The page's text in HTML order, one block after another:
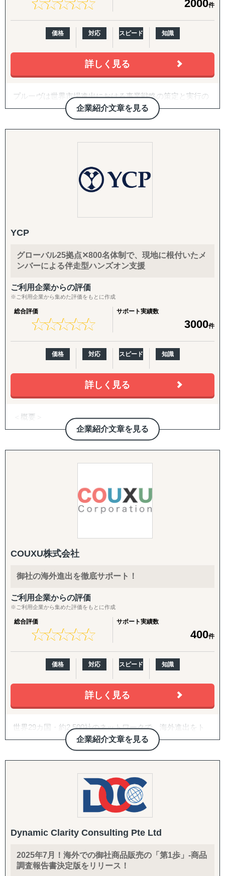
■地場にネットワークを持つ調査会社との連携
大規模な調査については、現地の内情に精通した各国の現
地調査会社や、その地域特有の文化、
言語、法律、習慣を熟知した地場系の調査会社と連携する
ことで、よりローカルな視点で
精度の高い情報収集と分析を可能にしています。
【実績のある国】
東アジア >>> 中国・韓国・台湾・香港
南アジア >>> インド・スリランカ・ネパール・パキスタ
ン・バングラデシュ
イツ・スウェーデン
アフリカ >>> 南アフリカ・エジプト・ジンバブエ・ケニ
北米 >>> アメリカ・カナダ
中南米 >>> ブラジル・アルゼンチン・メキシコ
拓後の現地事業開発（定例会・プロジェクト管理・ロード
マップ策定・交渉代行・ローカライズ支援）までを伴走し
3. 越境EC支援（B2C）
米国Amazonを中心に、アカウント開設・商品ページ作
成・コンテンツ戦略・価格/写真方針策定からFBAを前提と
貫で対応。Walmart ECや自社EC（Shopify構築・運用）に
も対応します。
4. 規制対応（FDA）・国際物流
食品・化粧品の米国販売に不可欠なFDA対応を、施設登
入代行、現地倉庫・物流オペレーションの構築まで、実務
を代行・伴走します。
社内に海外事業の専門人材がいない企業さまの「意思決定
の壁打ち相手」として、継続的に併走。米国プランでは
し、責任を持って成果にコミットします。
入口から拡大までをつなぐパッケージ
【海外進出パッケージ（ライト）】
海外展開の「最初の一歩」として、有望国選定・需要調
査・現地規制調査・初期戦略設計・初期営業仮説の整理ま
でを短期集中で実施。方向性を明確にし、次の意思決定に
つなげます。
【海外進出パッケージ（米国）】
準備・戦略フェーズ（事前整理/分析・FDA対応・B2B/EC
準備）から、実行・検証フェーズ（営業代行・パートナー
開拓、小売テスト販売、Amazon運用、販売データ分析、
次期施策立案）まで、初回販売の実現を一気通貫で支援し
【パッケージに追加・継続できる支援メニュー】
導入企業さまのニーズに応じ、以下のオプション・中長期
施策を柔軟に組み合わせてご提供します。
輸出・物流：
プ、現地ロジスティクス構築
現地活動：
展示会出展支援（市場調査・参加・企業面談・ブース出展
代行）、商談会・ポップアップイベントの企画運用、商談
B2B深耕：
新規アプローチ継続、契約締結アドバイス・交渉支援（売
買・代理店）
B2C/プロモーション：
Amazon広告運用・コンテンツ強化・商品数拡大、インフ
行（Instagram・TikTok等）、Google広告・メディアアプロ
ーチ
バックオフィス・現地体制：
法人設立支援、設立後の会社運営（経理・税務等）、現地
人材の採用、カスタマーサポート体制構築、商品パッケー
きます。
■主なサービス内容
1. 海外販路開拓・マーケティング
・市場調査および競合分析
・現地視察のアレンジおよび同行支援
・現地プロモーションやテストマーケティングの実施
2. 設立準備および手続き支援
・現地法人の設立や駐在員事務所設立
・法規制・ライセンス取得、各種行政手続き対応
3. 人的支援
・現地人材の採用および育成支援
4. 海外進出戦略・事業計画支援
・持続可能なビジネスモデルの構築と実行支援
■弊社Visalが選ばれる理由
・現地実行力と強固なネットワーク：
ーシア、ベトナム、タイ）に特化した現地密着型のサポー
トを実現。
・成果コミット型のアプローチ：
単なる助言やデスクワークではなく、進出後の事業推進ま
で伴走します。
・柔軟かつ包括的なサービス提供：
企業様ごとに最適化したカスタムメイドの支援を提供しま
■対応エリア
Visalはインドネシアを中心に、以下の主要国を対象とした
サービスを展開しています：
・フィリピン
・マレーシア
・タイ
■お問い合わせください。
きましょう。
★★★★★
★★★★★ 2000件
価格 対応 スピード 知識
詳しく見る
企業紹介文章を見る
プルーヴは世界市場進出における事業戦略の策定と実行の
サポートを行っている企業です。
「グローバルを身近に」をミッションとし、「現地事情」
に精通したコンサルタントと「現地パートナー」との密な
連携による「現地のリアルな情報」を基にクライアント企
YCP
グローバル25拠点✕800名体制で、現地に根付いたメ
ンバーによる伴走型ハンズオン支援
ご利用企業からの評価
※ご利用企業から集めた評価をもとに作成
総合評価
★★★★★
★★★★★
サポート実績数
3000件
価格 対応 スピード 知識
詳しく見る
企業紹介文章を見る
＜概要＞
・アジアを中心とする世界21拠点、コンサルタント800名
体制を有する、日系独立系では最大級のコンサルティング
ファーム（東証上場）
働した伴走型ハンズオン支援、顧客ニーズに応じた柔軟な
・マッキンゼー/ボストンコンサルティンググループ/ゴー
・コンサルティング事業と併行して、当社グループで展開
する自社事業群（パーソナルケア/飲食業/ヘルスケア/卸売/
教育など）の海外展開実績に基づく、実践的なアドバイス
＜支援スコープ＞
・調査/戦略から、現地パートナー発掘、現地拠点/オペレ
ーション構築、M&A、海外営業/顧客獲得、現地事業マネ
ジメントまで、一気通貫で支援
・グローバル企業から中堅/中小/スタートアップ企業ま
で、企業規模を問わずに多様な海外進出ニーズに応じたソ
リューションを提供
・B2B領域（商社/卸売/製造/自動車/物流/化学/建設/テクノ
ロジー）、B2C領域（小売/パーソナルケア/ヘルスケア/食
品/店舗サービス/エンターテイメントなど）で、3,000件以
＜主要サービスメニュー＞
① 初期投資を抑えつつ、海外取引拡大を通した円安メリッ
トの最大化を目的とする、デジタルマーケティングを活用
した海外潜在顧客発掘、および、海外販路開拓支援
② 現地市場で不足する機能を補完し、海外事業の立ち上げ
＆立て直しを伴走型で支援するプロフェッショナル人材派
③ アジア圏での「デジタル」ビジネス事業機会の抽出＆評
ランスフォーメーションに係るトータルサポート
④ 市場環境変動に即した手触り感あるインサイトを抽出す
る海外市場調査＆参入戦略構築
⑤ アジア特有の中小案件M&A案件発掘から交渉/実行/PMI
COUXU株式会社
御社の海外進出を徹底サポート！
ご利用企業からの評価
※ご利用企業から集めた評価をもとに作成
総合評価
★★★★★
★★★★★
サポート実績数
400件
価格 対応 スピード 知識
詳しく見る
企業紹介文章を見る
世界29カ国・約2,500社のネットワークで、海外進出をト
ータルサポート
COUXU株式会社は、海外企業に向けた日本商品の調達支
援と、日本企業の海外進出支援を行っています。 世界29カ
国・約2,500社の海外顧客ネットワークを保有しており、彼
らから毎月届く100〜200件もの「調達依頼」を基にビジネ
海外企業が「今、欲しがっている商品情報」を受け取り、
その企業へダイレクトに提案ができるサービスです。
■ 現場に入り込むハンズオン支援
Dynamic Clarity Consulting Pte Ltd
2025年7月！海外での御社商品販売の「第1歩」-商品
調査報告書決定版をリリース！